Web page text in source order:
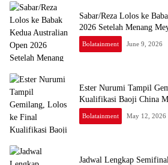
Sabar/Reza Lolos ke
2026 Setelah Menang
Bolatainment June 9, 2026
Ester Nurumi Tampil
Kualifikasi Baoji China
Bolatainment May 12, 2026
Jadwal Lengkap